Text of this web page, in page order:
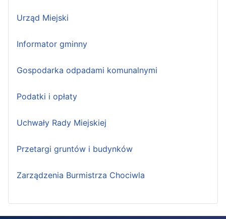
Urząd Miejski
Informator gminny
Gospodarka odpadami komunalnymi
Podatki i opłaty
Uchwały Rady Miejskiej
Przetargi gruntów i budynków
Zarządzenia Burmistrza Chociwla